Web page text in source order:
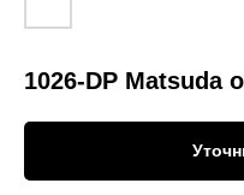
1026-DP Matsuda